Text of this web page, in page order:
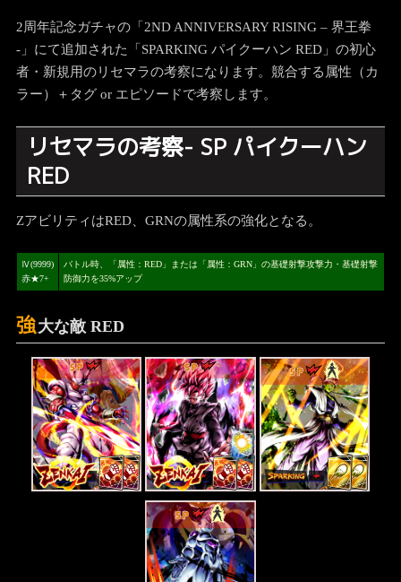
2周年記念ガチャの「2ND ANNIVERSARY RISING – 界王拳
-」にて追加された「SPARKING パイクーハン RED」の初心
者・新規用のリセマラの考察になります。競合する属性（カ
ラー）＋タグ or エピソードで考察します。
リセマラの考察- SP パイクーハン
RED
ZアビリティはRED、GRNの属性系の強化となる。
Ⅳ(9999)
赤★7+
バトル時、「属性：RED」または「属性：GRN」の基礎射撃攻撃力・基礎射撃
防御力を35%アップ
強大な敵 RED
SP SP SP
SP